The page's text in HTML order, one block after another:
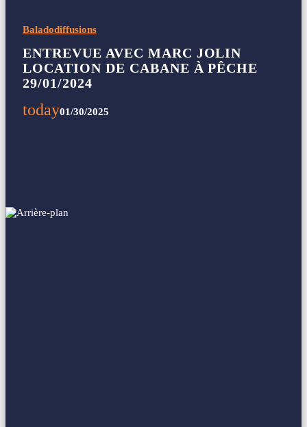
Baladodiffusions
ENTREVUE AVEC MARC JOLIN
LOCATION DE CABANE À PÊCHE
29/01/2024
today01/30/2025